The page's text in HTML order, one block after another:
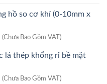
là:hồ so cơ khí (0-10mm x
(Chưa Bao Gồm VAT)
lá thép khổng rỉ bề mặt
(Chưa Bao Gồm VAT)